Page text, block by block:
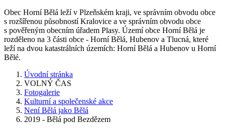
Obec Horní Bělá leží v Plzeňském kraji, ve správním obvodu obce
s rozšířenou působností Kralovice a ve správním obvodu obce
s pověřeným obecním úřadem Plasy. Území obce Horní Bělá je
rozděleno na 3 části obce - Horní Bělá, Hubenov a Tlucná, které
leží na dvou katastrálních územích: Horní Bělá a Hubenov u Horní
Bělé.
Úvodní stránka
VOLNÝ ČAS
Fotogalerie
Kulturní a společenské akce
Není Bělá jako Bělá
2019 - Bělá pod Bezdězem